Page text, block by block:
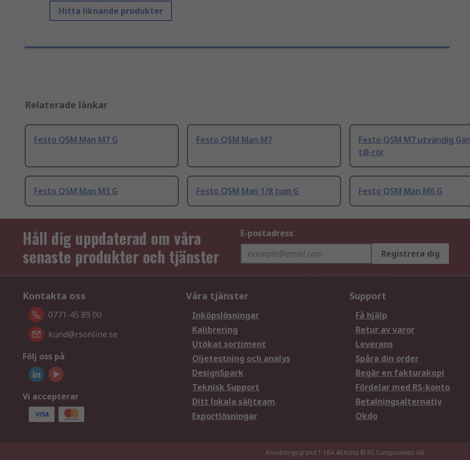
Hitta liknande produkter
Relaterade länkar
Festo QSM Man M7 G Festo QSM Man M7
Festo QSM M7 utvändig
till-rör
Festo QSM Man M3 G Festo QSM Man 1/8 tum G Festo QSM Man M6 G
Håll dig uppdaterad om våra
senaste produkter och tjänster
E-postadress
Registrera dig
Kontakta oss
0771-45 89 00
kund@rsonline.se
Följ oss på
Vi accepterar
Våra tjänster
Inköpslösningar
Kalibrering
Utökat sortiment
Oljetestning och analys
DesignSpark
Teknisk Support
Ditt lokala säljteam
Exportlösningar
Support
Få hjälp
Retur av varor
Leverans
Spåra din order
Begär en fakturakopi
Fördelar med RS-konto
Betalningsalternativ
Okdo
Kronborgsgränd 1 164 46 Kista © RS Components AB